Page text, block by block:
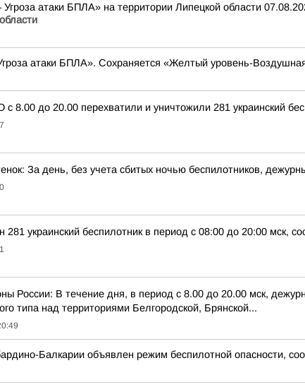
Угроза атаки БПЛА» на территории Липецкой области
атаки БПЛА». Сохраняется «Желтый уровень-
8.00 до 20.00 перехватили и уничтожили 281 украинский
За день, без учета сбитых ночью беспилотников,
281 украинский беспилотник в период с 08:00 до 20:00 мск,
России: В течение дня, в период с 8.00 до 20.00 мск,
типа над территориями Белгородской, Брянской...
Балкарии объявлен режим беспилотной опасности,